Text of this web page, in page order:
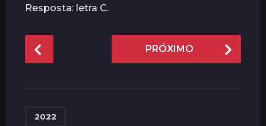
Resposta: letra C.
o
PRÓXIMO
2022